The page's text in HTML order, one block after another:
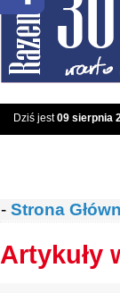
Dziś jest09 sierpnia
- Strona
Artykuły